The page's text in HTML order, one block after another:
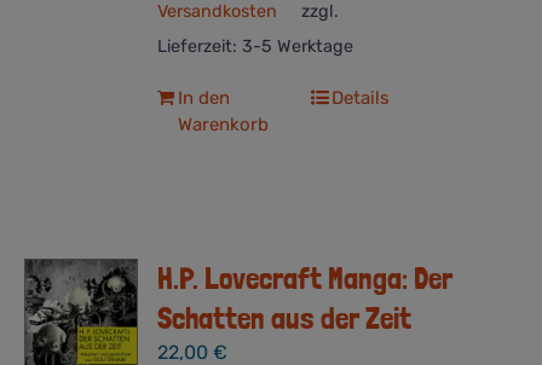
zzgl.
Versandkosten
Lieferzeit: 3-5 Werktage
In den
Warenkorb
Details
H.P. Lovecraft Manga: Der
Schatten aus der Zeit
22,00€